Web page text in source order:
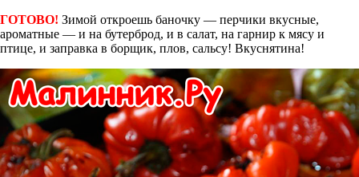
ГОТОВО! Зимой откроешь баночку — перчики вкусные,
ароматные — и на бутерброд, и в салат, на гарнир к мясу и
птице, и заправка в борщик, плов, сальсу! Вкуснятина!